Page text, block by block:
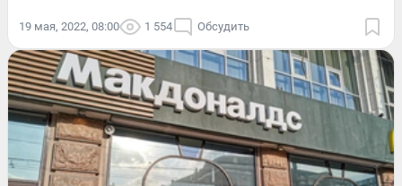
19 мая, 2022, 08:00 1 554 Обсудить